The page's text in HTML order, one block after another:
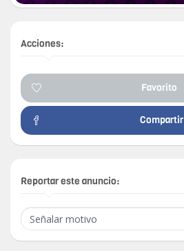
Acciones:
Favorito
Compartir
Reportar este anuncio: